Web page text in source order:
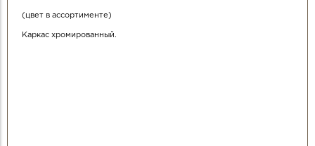
(цвет в ассортименте)
Каркас хромированный.